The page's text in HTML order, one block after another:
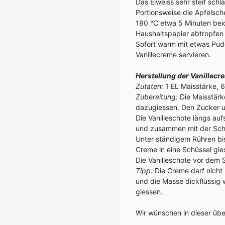
Das Eiweiss sehr steif
Portionsweise die
180 °C etwa 5 Minuten
Haushaltspapier abtropfen
Sofort warm mit etwas
Vanillecreme servieren.
Herstellung der
Zutaten: 1 EL Maisstärke,
Zubereitung: Die
dazugiessen. Den Zucker
Die Vanilleschote längs
und zusammen mit der
Unter ständigem Rühren
Creme in eine Schüssel
Die Vanilleschote vor dem
Tipp: Die Creme darf
und die Masse dickflüssig
giessen.
Wir wünschen in dieser